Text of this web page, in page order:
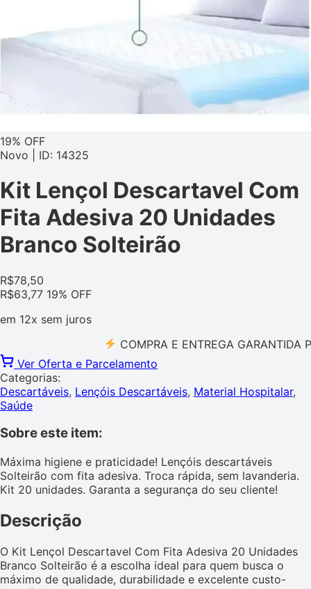
19% OFF
Novo | ID: 14325
Kit Lençol Descartavel Com
Fita Adesiva 20 Unidades
Branco Solteirão
R$78,50
R$63,77 19% OFF
em 12x sem juros
COMPRA E ENTREGA GARANTIDA
Ver Oferta e Parcelamento
Categorias:
Descartáveis, Lençóis Descartáveis, Material Hospitalar,
Saúde
Sobre este item:
Máxima higiene e praticidade! Lençóis descartáveis
Solteirão com fita adesiva. Troca rápida, sem lavanderia.
Kit 20 unidades. Garanta a segurança do seu cliente!
Descrição
O Kit Lençol Descartavel Com Fita Adesiva 20 Unidades
Branco Solteirão é a escolha ideal para quem busca o
máximo de qualidade, durabilidade e excelente custo-